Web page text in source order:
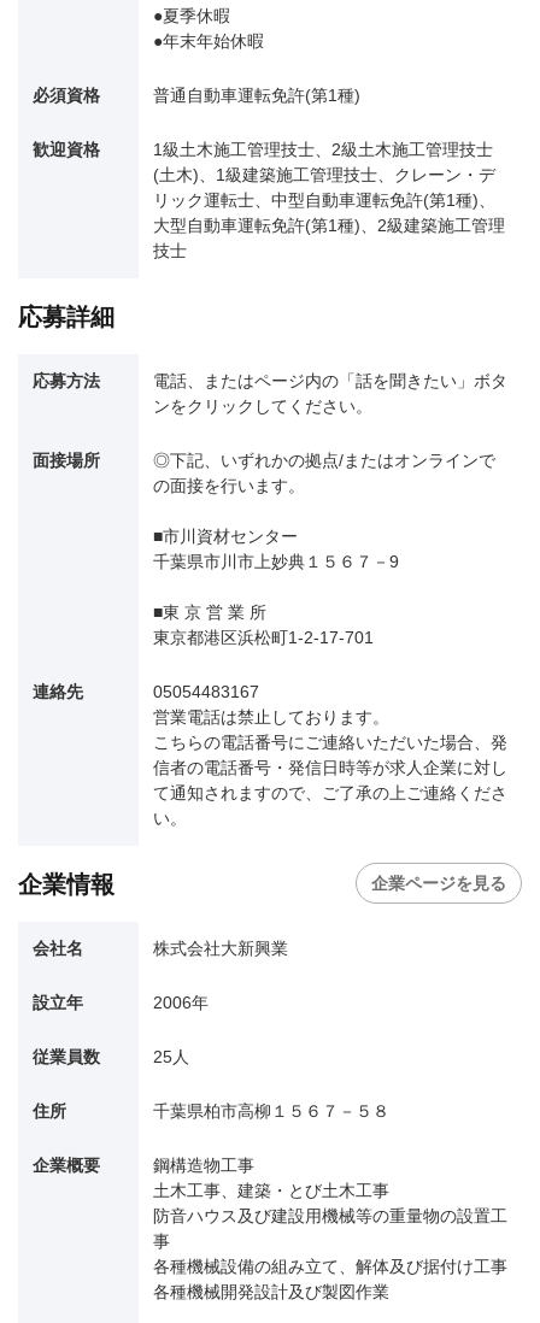
●夏季休暇
●年末年始休暇
必須資格 普通自動車運転免許(第1種)
歓迎資格
1級土木施工管理技士、2級土木施工管理技士
(土木)、1級建築施工管理技士、クレーン・デ
リック運転士、中型自動車運転免許(第1種)、
大型自動車運転免許(第1種)、2級建築施工管理
技士
応募詳細
応募方法
電話、またはページ内の「話を聞きたい」ボタ
ンをクリックしてください。
面接場所
◎下記、いずれかの拠点/またはオンラインで
の面接を行います。
■市川資材センター
千葉県市川市上妙典１５６７－9
■東 京 営 業 所
東京都港区浜松町1-2-17-701
連絡先
05054483167
営業電話は禁止しております。
こちらの電話番号にご連絡いただいた場合、発
信者の電話番号・発信日時等が求人企業に対し
て通知されますので、ご了承の上ご連絡くださ
い。
企業情報 企業ページを見る
会社名 株式会社大新興業
設立年 2006年
従業員数 25人
住所 千葉県柏市高柳１５６７－５８
企業概要
鋼構造物工事
土木工事、建築・とび土木工事
防音ハウス及び建設用機械等の重量物の設置工
事
各種機械設備の組み立て、解体及び据付け工事
各種機械開発設計及び製図作業